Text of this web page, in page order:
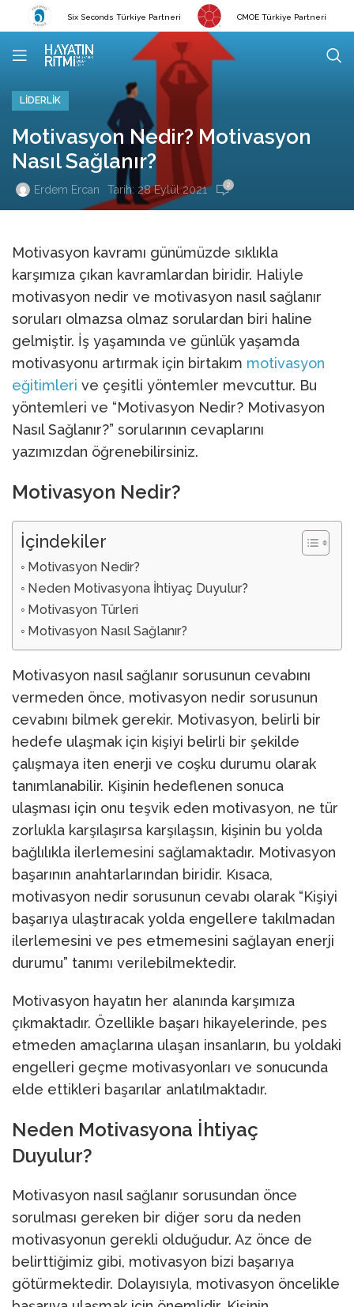
Six Seconds Türkiye Partneri CMOE Türkiye Partneri
LIDERLIK
Motivasyon Nedir? Motivasyon
Nasıl Sağlanır?
Erdem Ercan Tarih: 28 Eylül 2021 2
Motivasyon kavramı günümüzde sıklıkla
karşımıza çıkan kavramlardan biridir. Haliyle
motivasyon nedir ve motivasyon nasıl sağlanır
soruları olmazsa olmaz sorulardan biri haline
gelmiştir. İş yaşamında ve günlük yaşamda
motivasyonu artırmak için birtakım motivasyon
eğitimleri ve çeşitli yöntemler mevcuttur. Bu
yöntemleri ve “Motivasyon Nedir? Motivasyon
Nasıl Sağlanır?” sorularının cevaplarını
yazımızdan öğrenebilirsiniz.
Motivasyon Nedir?
İçindekiler
Motivasyon Nedir?
Neden Motivasyona İhtiyaç Duyulur?
Motivasyon Türleri
Motivasyon Nasıl Sağlanır?
Motivasyon nasıl sağlanır sorusunun cevabını
vermeden önce, motivasyon nedir sorusunun
cevabını bilmek gerekir. Motivasyon, belirli bir
hedefe ulaşmak için kişiyi belirli bir şekilde
çalışmaya iten enerji ve coşku durumu olarak
tanımlanabilir. Kişinin hedeflenen sonuca
ulaşması için onu teşvik eden motivasyon, ne tür
zorlukla karşılaşırsa karşılaşsın, kişinin bu yolda
bağlılıkla ilerlemesini sağlamaktadır. Motivasyon
başarının anahtarlarından biridir. Kısaca,
motivasyon nedir sorusunun cevabı olarak “Kişiyi
başarıya ulaştıracak yolda engellere takılmadan
ilerlemesini ve pes etmemesini sağlayan enerji
durumu” tanımı verilebilmektedir.
Motivasyon hayatın her alanında karşımıza
çıkmaktadır. Özellikle başarı hikayelerinde, pes
etmeden amaçlarına ulaşan insanların, bu yoldaki
engelleri geçme motivasyonları ve sonucunda
elde ettikleri başarılar anlatılmaktadır.
Neden Motivasyona İhtiyaç
Duyulur?
Motivasyon nasıl sağlanır sorusundan önce
sorulması gereken bir diğer soru da neden
motivasyonun gerekli olduğudur. Az önce de
belirttiğimiz gibi, motivasyon bizi başarıya
götürmektedir. Dolayısıyla, motivasyon öncelikle